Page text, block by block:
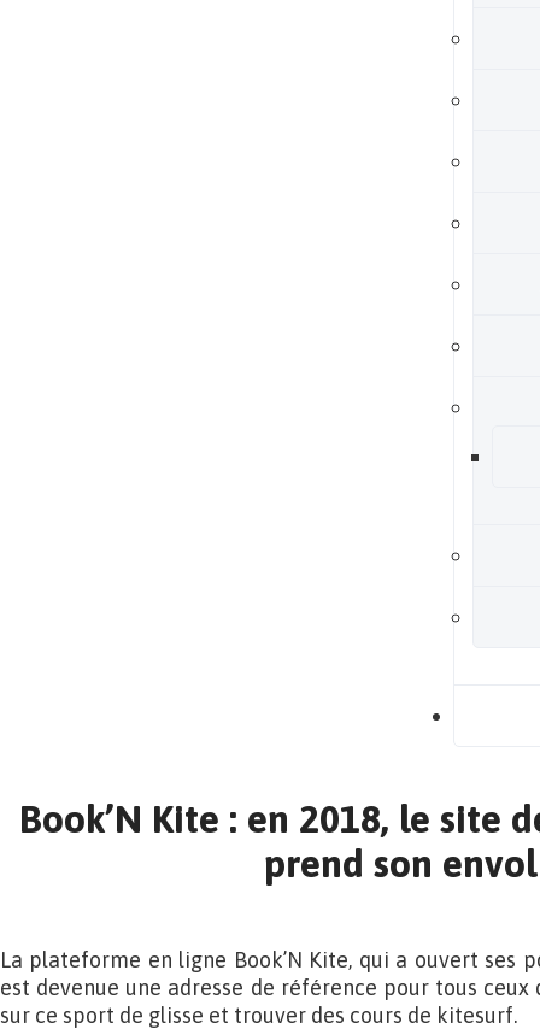
Book’N Kite : en 2018, le site
prend son
La plateforme en ligne Book’N Kite, qui a ouvert ses
est devenue une adresse de référence pour tous
sur ce sport de glisse et trouver des cours de kitesurf.